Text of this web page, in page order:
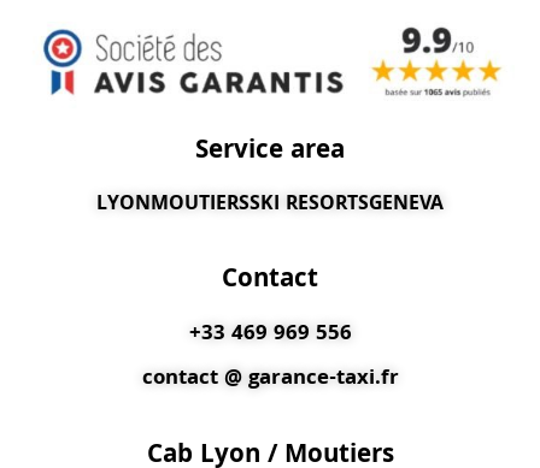
Service area
LYONMOUTIERSSKI RESORTSGENEVA
Contact
+33 469 969 556
contact @ garance-taxi.fr
Cab Lyon / Moutiers